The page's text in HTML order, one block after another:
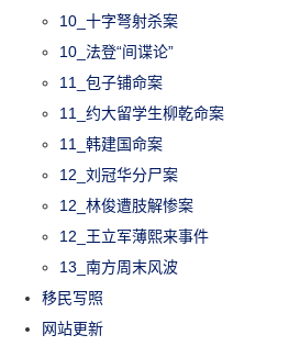
10_十字弩射杀案
10_法登“间谍论”
11_包子铺命案
11_约大留学生柳乾命案
11_韩建国命案
12_刘冠华分尸案
12_林俊遭肢解惨案
12_王立军薄熙来事件
13_南方周末风波
移民写照
网站更新